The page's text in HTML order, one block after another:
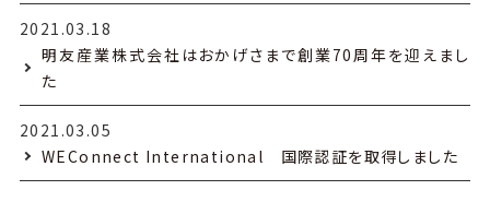
2021.03.18
明友産業株式会社はおかげさまで創業70周年を迎えまし
た
2021.03.05
WEConnect International 国際認証を取得しました